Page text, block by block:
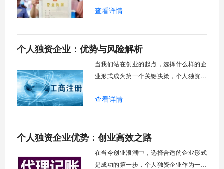
设立简便、决策灵活的特点，吸引了大量
以及初创企业家的目光。它如同一艘轻便
的独木舟，让掌舵者可以自由划向商业的
查看详情
个人独资企业：优势与风险解析
当我们站在创业的起点，选择什么样的企
业形式成为第一个关键决策，个人独资企
体，以其独特属性在众多企业形态中占据
需要复杂的治理结构，也区别于合伙企业
的多人协作模式，个人独资企业将所有
查看详情
个人独资企业优势：创业高效之路
在当今创业浪潮中，选择合适的企业形式
是成功的第一步，个人独资企业作为一种